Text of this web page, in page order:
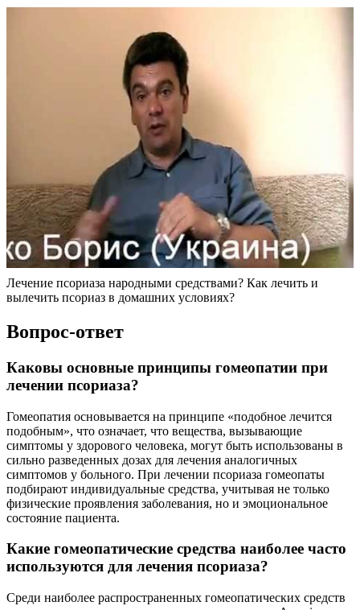
Лечение псориаза народными средствами? Как лечить и
вылечить псориаз в домашних условиях?
Вопрос-ответ
Каковы основные принципы гомеопатии при
лечении псориаза?
Гомеопатия основывается на принципе «подобное лечится
подобным», что означает, что вещества, вызывающие
симптомы у здорового человека, могут быть использованы в
сильно разведенных дозах для лечения аналогичных
симптомов у больного. При лечении псориаза гомеопаты
подбирают индивидуальные средства, учитывая не только
физические проявления заболевания, но и эмоциональное
состояние пациента.
Какие гомеопатические средства наиболее часто
используются для лечения псориаза?
Среди наиболее распространенных гомеопатических средств